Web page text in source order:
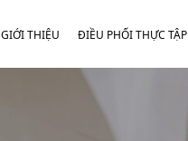
GIỚI THIỆU ĐIỀU PHỐI THỰC TẬP